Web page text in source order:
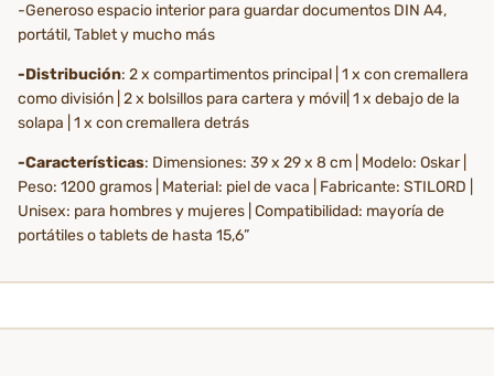
-Generoso espacio interior para guardar documentos DIN A4,
portátil, Tablet y mucho más
-Distribución: 2 x compartimentos principal | 1 x con cremallera
como división | 2 x bolsillos para cartera y móvil| 1 x debajo de la
solapa | 1 x con cremallera detrás
-Características: Dimensiones: 39 x 29 x 8 cm | Modelo: Oskar |
Peso: 1200 gramos | Material: piel de vaca | Fabricante: STILORD |
Unisex: para hombres y mujeres | Compatibilidad: mayoría de
portátiles o tablets de hasta 15,6”